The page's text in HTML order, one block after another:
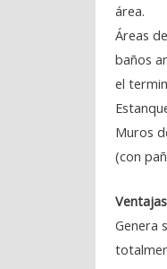
área.
Áreas
baños
el
Muros
(con
Ventajas
Genera